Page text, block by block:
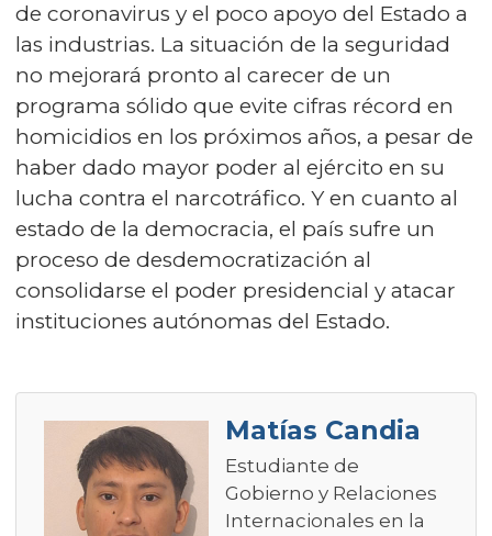
de coronavirus y el poco apoyo del Estado a
las industrias. La situación de la seguridad
no mejorará pronto al carecer de un
programa sólido que evite cifras récord en
homicidios en los próximos años, a pesar de
haber dado mayor poder al ejército en su
lucha contra el narcotráfico. Y en cuanto al
estado de la democracia, el país sufre un
proceso de desdemocratización al
consolidarse el poder presidencial y atacar
instituciones autónomas del Estado.
Matías Candia
Estudiante de
Gobierno y Relaciones
Internacionales en la